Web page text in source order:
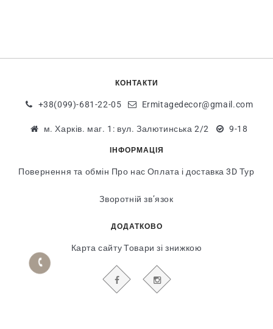
КОНТАКТИ
+38(099)-681-22-05 Ermitagedecor@gmail.com
м. Харків. маг. 1: вул. Залютинська 2/2 9-18
ІНФОРМАЦІЯ
Повернення та обмін Про нас Оплата і доставка 3D Тур
Зворотній зв’язок
ДОДАТКОВО
Карта сайту Товари зі знижкою